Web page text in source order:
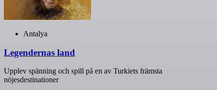
Antalya
Legendernas land
Upplev spänning och spill på en av Turkiets främsta
nöjesdestinationer